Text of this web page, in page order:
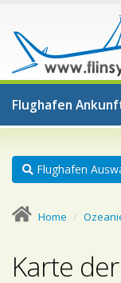
Flughafen
Flughafen
Home
Karte